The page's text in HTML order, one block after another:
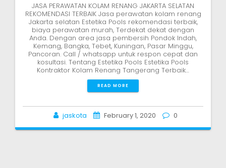
JASA PERAWATAN KOLAM RENANG JAKARTA SELATAN
REKOMENDASI TERBAIK Jasa perawatan kolam renang
Jakarta selatan Estetika Pools rekomendasi terbaik,
biaya perawatan murah, Terdekat dekat dengan
Anda. Dengan area jasa pembersih Pondok Indah,
Kemang, Bangka, Tebet, Kuningan, Pasar Minggu,
Pancoran. Call / whatsapp untuk respon cepat dan
kosultasi. Tentang Estetika Pools Estetika Pools
Kontraktor Kolam Renang Tangerang Terbaik…
READ MORE
jaskota February 1, 2020 0